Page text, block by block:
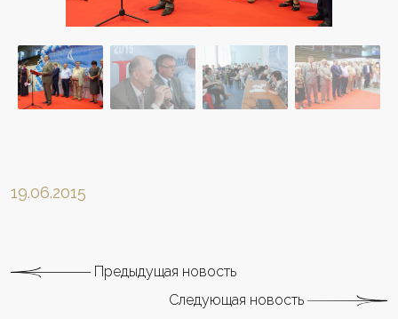
19.06.2015
Предыдущая новость
Следующая новость